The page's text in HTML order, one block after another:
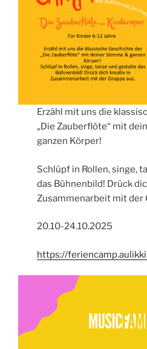
Erzähl mit uns die
„Die Zauberflöte“ mit
ganzen Körper!
Schlüpf in Rollen, singe,
das Bühnenbild! Drück
Zusammenarbeit mit der
20.10-24.10.2025
https://